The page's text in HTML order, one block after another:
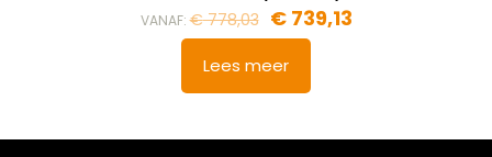
VANAF:€778,03 €739,13
Lees meer